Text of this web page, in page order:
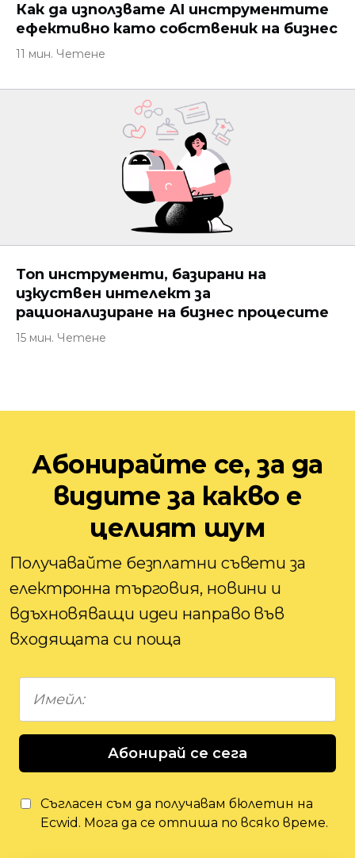
Как да използвате AI инструментите
ефективно като собственик на бизнес
11 мин. Четене
Топ инструменти, базирани на
изкуствен интелект за
рационализиране на бизнес процесите
15 мин. Четене
Абонирайте се, за да
видите за какво е
целият шум
Получавайте безплатни съвети за
електронна търговия, новини и
вдъхновяващи идеи направо във
входящата си поща
Абонирай се сега
Съгласен съм да получавам бюлетин на
Ecwid. Мога да се отпиша по всяко време.